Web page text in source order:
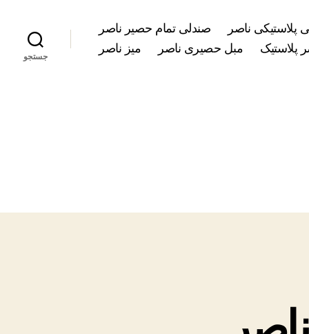
پلاستیکی ناصر
صندلی تمام حصیر ناصر
پلاستیک
مبل حصیری ناصر میز ناصر
جستجو